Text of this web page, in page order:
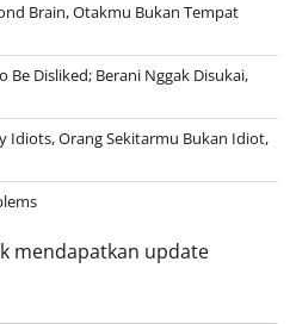
Brain, Otakmu Bukan Tempat
Be Disliked; Berani Nggak Disukai,
Idiots, Orang Sekitarmu Bukan Idiot,
mendapatkan update